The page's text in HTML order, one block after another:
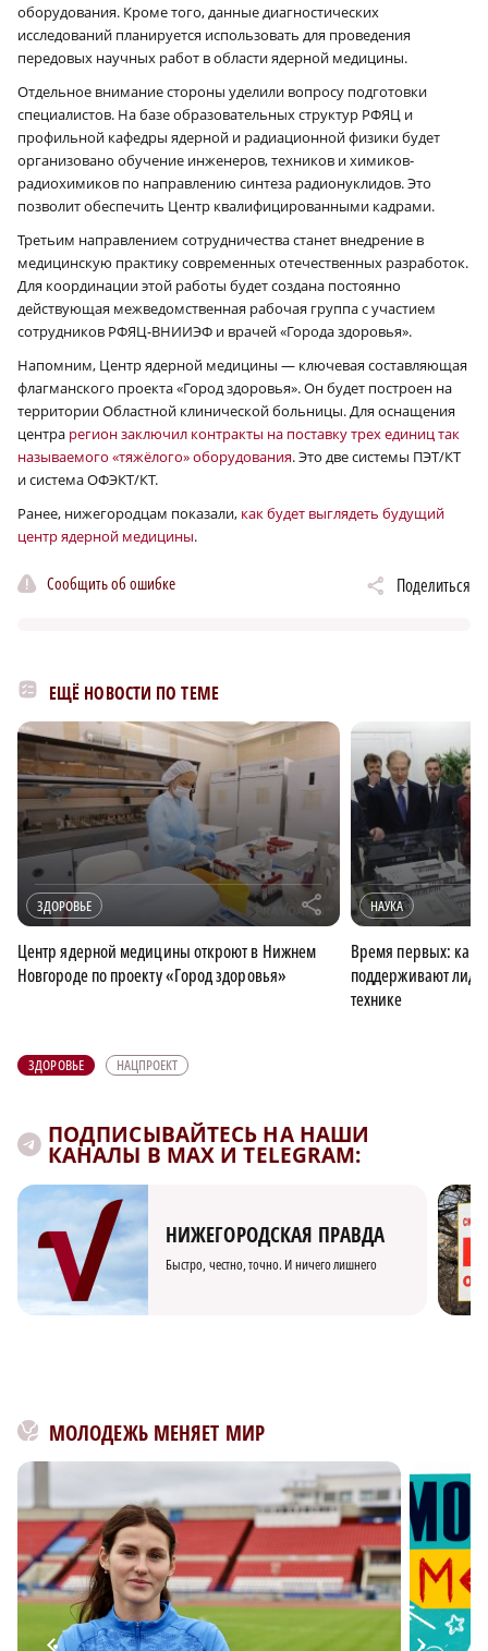
оборудования. Кроме того, данные диагностических
исследований планируется использовать для проведения
передовых научных работ в области ядерной медицины.
Отдельное внимание стороны уделили вопросу подготовки
специалистов. На базе образовательных структур РФЯЦ и
профильной кафедры ядерной и радиационной физики будет
организовано обучение инженеров, техников и химиков-
радиохимиков по направлению синтеза радионуклидов. Это
позволит обеспечить Центр квалифицированными кадрами.
Третьим направлением сотрудничества станет внедрение в
медицинскую практику современных отечественных разработок.
Для координации этой работы будет создана постоянно
действующая межведомственная рабочая группа с участием
сотрудников РФЯЦ-ВНИИЭФ и врачей «Города здоровья».
Напомним, Центр ядерной медицины — ключевая составляющая
флагманского проекта «Город здоровья». Он будет построен на
территории Областной клинической больницы. Для оснащения
центра регион заключил контракты на поставку трех единиц так
называемого «тяжёлого» оборудования. Это две системы ПЭТ/КТ
и система ОФЭКТ/КТ.
Ранее, нижегородцам показали, как будет выглядеть будущий
центр ядерной медицины.
Сообщить об ошибке Поделиться
ЕЩЁ НОВОСТИ ПО ТЕМЕ
ЗДОРОВЬЕ r
Центр ядерной медицины откроют в Нижнем
Новгороде по проекту «Город здоровья»
НАУКА
Время первых: как
поддерживают
технике
ЗДОРОВЬЕ НАЦПРОЕКТ
ПОДПИСЫВАЙТЕСЬ НА НАШИ
КАНАЛЫ В MAX И TELEGRAM:
НИЖЕГОРОДСКАЯ ПРАВДА
Быстро, честно, точно. И ничего лишнего
МОЛОДЕЖЬ МЕНЯЕТ МИР